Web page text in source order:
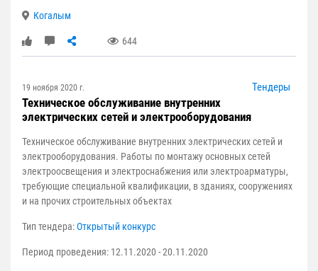
Когалым
644
19 ноября 2020 г. Тендеры
Техническое обслуживание внутренних
электрических сетей и электрооборудования
Техническое обслуживание внутренних электрических сетей и
электрооборудования. Работы по монтажу основных сетей
электроосвещения и электроснабжения или электроарматуры,
требующие специальной квалификации, в зданиях, сооружениях
и на прочих строительных объектах
Тип тендера:Открытый конкурс
Период проведения: 12.11.2020 - 20.11.2020